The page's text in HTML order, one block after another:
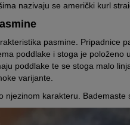
nazivaju se američki kurl
pasmine. Pripadnice
poddlake i stoga je položeno
poddlake te se stoga malo
varijante.
njezinom karakteru. Bademaste